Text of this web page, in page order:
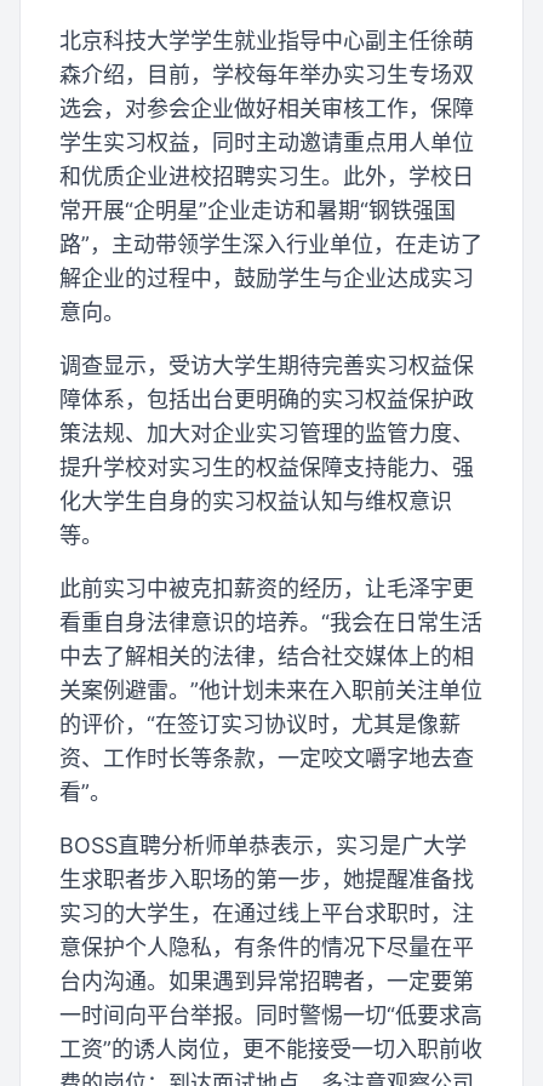
北京科技大学学生就业指导中心副主任徐萌
森介绍，目前，学校每年举办实习生专场双
选会，对参会企业做好相关审核工作，保障
学生实习权益，同时主动邀请重点用人单位
和优质企业进校招聘实习生。此外，学校日
常开展“企明星”企业走访和暑期“钢铁强国
路”，主动带领学生深入行业单位，在走访了
解企业的过程中，鼓励学生与企业达成实习
意向。
调查显示，受访大学生期待完善实习权益保
障体系，包括出台更明确的实习权益保护政
策法规、加大对企业实习管理的监管力度、
提升学校对实习生的权益保障支持能力、强
化大学生自身的实习权益认知与维权意识
等。
此前实习中被克扣薪资的经历，让毛泽宇更
看重自身法律意识的培养。“我会在日常生活
中去了解相关的法律，结合社交媒体上的相
关案例避雷。”他计划未来在入职前关注单位
的评价，“在签订实习协议时，尤其是像薪
资、工作时长等条款，一定咬文嚼字地去查
看”。
BOSS直聘分析师单恭表示，实习是广大学
生求职者步入职场的第一步，她提醒准备找
实习的大学生，在通过线上平台求职时，注
意保护个人隐私，有条件的情况下尽量在平
台内沟通。如果遇到异常招聘者，一定要第
一时间向平台举报。同时警惕一切“低要求高
工资”的诱人岗位，更不能接受一切入职前收